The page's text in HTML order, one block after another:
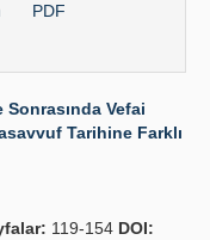
PDF
Vefai
Tarihine Farklı
119-154 DOI: